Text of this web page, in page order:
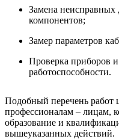
Замена неисправных
компонентов;
Замер параметров
Проверка приборов
работоспособности.
Подобный перечень работ
профессионалам – лицам,
образование и
вышеуказанных действий.